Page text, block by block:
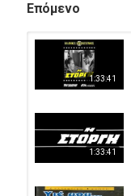
Επόμενο
1:33:41
1:33:41